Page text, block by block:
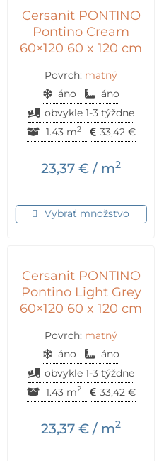
Cersanit PONTINO
Pontino Cream
60×120 60 x 120 cm
Povrch: matný
áno
áno
obvykle 1-3 týždne
1.43 m2 33,42 €
23,37 € / m2
Vybrať množstvo
Cersanit PONTINO
Pontino Light Grey
60×120 60 x 120 cm
Povrch: matný
áno
áno
obvykle 1-3 týždne
1.43 m2 33,42 €
23,37 € / m2